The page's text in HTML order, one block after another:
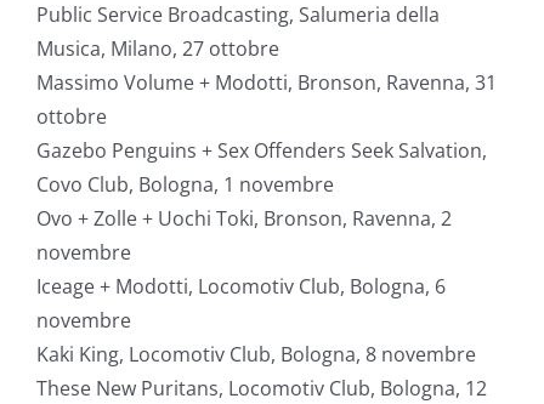
Public Service Broadcasting, Salumeria della
Musica, Milano, 27 ottobre
Massimo Volume + Modotti, Bronson, Ravenna, 31
ottobre
Gazebo Penguins + Sex Offenders Seek Salvation,
Covo Club, Bologna, 1 novembre
Ovo + Zolle + Uochi Toki, Bronson, Ravenna, 2
novembre
Iceage + Modotti, Locomotiv Club, Bologna, 6
novembre
Kaki King, Locomotiv Club, Bologna, 8 novembre
These New Puritans, Locomotiv Club, Bologna, 12